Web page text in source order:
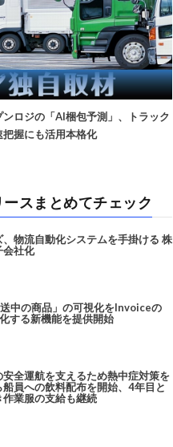
ンロジの「AI梱包予測」、トラック
握にも活用本格化
ースまとめてチェック
物流自動化システムを手掛ける 株
会社化
中の商品」の可視化をInvoiceの
する新機能を提供開始
全運航を支えるため熱中症対策を
員への飲料配布を開始、4年目と
業服の支給も継続